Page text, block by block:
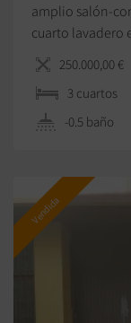
amplio salón-
cuarto lavadero
zona muy
250.000,00 €
3 сuartos
-0.5 baño
Vendida